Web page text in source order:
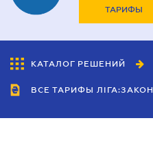
ТАРИФЫ
КАТАЛОГ РЕШЕНИЙ
ВСЕ ТАРИФЫ ЛІГА:ЗАКОН